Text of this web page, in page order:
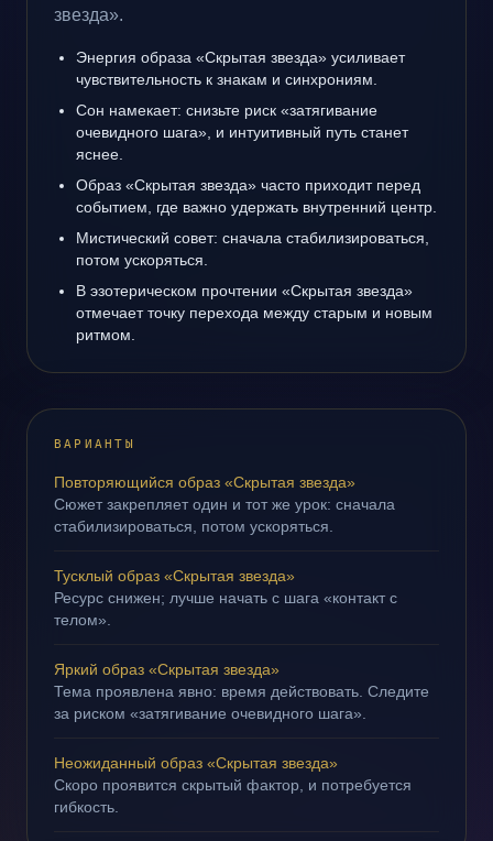
звезда».
Энергия образа «Скрытая звезда» усиливает
чувствительность к знакам и синхрониям.
Сон намекает: снизьте риск «затягивание
очевидного шага», и интуитивный путь станет
яснее.
Образ «Скрытая звезда» часто приходит перед
событием, где важно удержать внутренний центр.
Мистический совет: сначала стабилизироваться,
потом ускоряться.
В эзотерическом прочтении «Скрытая звезда»
отмечает точку перехода между старым и новым
ритмом.
ВАРИАНТЫ
Повторяющийся образ «Скрытая звезда»
Сюжет закрепляет один и тот же урок: сначала
стабилизироваться, потом ускоряться.
Тусклый образ «Скрытая звезда»
Ресурс снижен; лучше начать с шага «контакт с
телом».
Яркий образ «Скрытая звезда»
Тема проявлена явно: время действовать. Следите
за риском «затягивание очевидного шага».
Неожиданный образ «Скрытая звезда»
Скоро проявится скрытый фактор, и потребуется
гибкость.